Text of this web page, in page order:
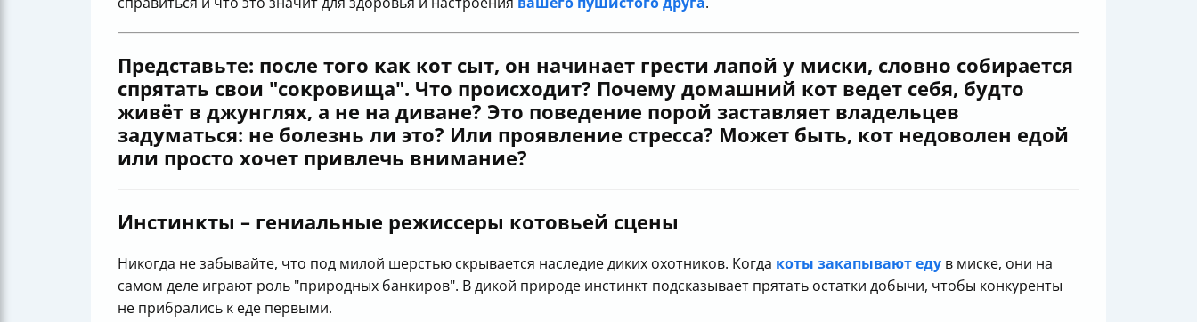
Представьте: после того как кот сыт, он начинает грести лапой у миски, словно собирается
спрятать свои "сокровища". Что происходит? Почему домашний кот ведет себя, будто
живёт в джунглях, а не на диване? Это поведение порой заставляет владельцев
задуматься: не болезнь ли это? Или проявление стресса? Может быть, кот недоволен едой
или просто хочет привлечь внимание?
Инстинкты – гениальные режиссеры котовьей сцены
Никогда не забывайте, что под милой шерстью скрывается наследие диких охотников. Когда коты закапывают еду в миске, они на
самом деле играют роль "природных банкиров". В дикой природе инстинкт подсказывает прятать остатки добычи, чтобы конкуренты
не прибрались к еде первыми.